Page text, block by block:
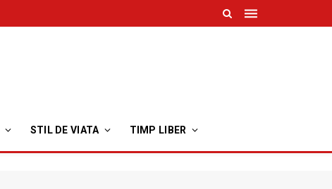
STIL DE VIATA TIMP LIBER